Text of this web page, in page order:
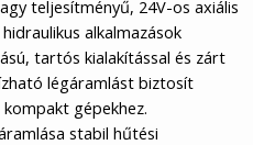
teljesítményű, 24V-os axiális
alkalmazások
tartós kialakítással és zárt
légáramlást biztosít
gépekhez.
stabil hűtési